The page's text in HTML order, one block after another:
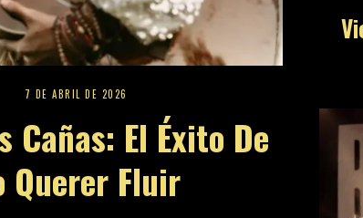
7 DE ABRIL DE 2026
Cañas: El Éxito De
Querer Fluir